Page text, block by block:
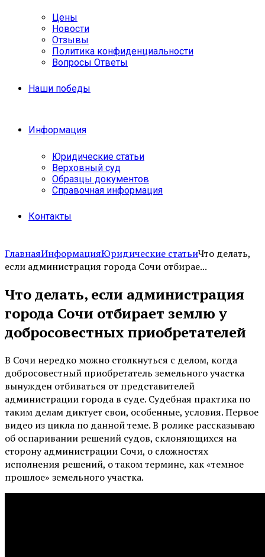
Цены
Новости
Отзывы
Политика конфиденциальности
Вопросы Ответы
Наши победы
Информация
Юридические статьи
Верховный суд
Образцы документов
Справочная информация
Контакты
ГлавнаяИнформацияЮридические статьиЧто делать,
если администрация города Сочи отбирае...
Что делать, если администрация
города Сочи отбирает землю у
добросовестных приобретателей
В Сочи нередко можно столкнуться с делом, когда
добросовестный приобретатель земельного участка
вынужден отбиваться от представителей
администрации города в суде. Судебная практика по
таким делам диктует свои, особенные, условия. Первое
видео из цикла по данной теме. В ролике рассказываю
об оспаривании решений судов, склоняющихся на
сторону администрации Сочи, о сложностях
исполнения решений, о таком термине, как «темное
прошлое» земельного участка.